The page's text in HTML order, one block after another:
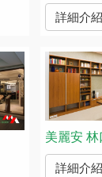
詳細介紹
美麗安 林
詳細介紹